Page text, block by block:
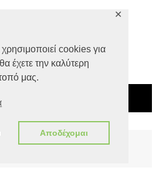
cookies για
έχετε την καλύτερη
μας.
Αποδέχομαι
✕